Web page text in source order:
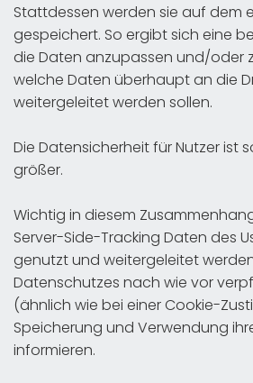
Stattdessen werden sie auf dem
gespeichert. So ergibt sich eine
die Daten anzupassen und/oder
welche Daten überhaupt an die
weitergeleitet werden sollen.
Die Datensicherheit für Nutzer ist
größer.
Wichtig in diesem
Server-Side-Tracking Daten des
genutzt und weitergeleitet
Datenschutzes nach wie vor
(ähnlich wie bei einer Cookie-
Speicherung und Verwendung
informieren.